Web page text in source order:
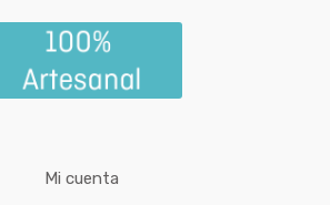
Mi cuenta